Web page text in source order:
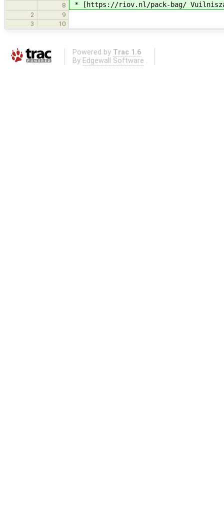
8 * [https://riov.nl/pack-bag/
2
9
3
10
Powered by Trac 1.6
By Edgewall Software .